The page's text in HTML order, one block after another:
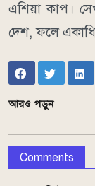
এশিয়া কাপ।
দেশ, ফলে
আরও পড়ুন
Comments